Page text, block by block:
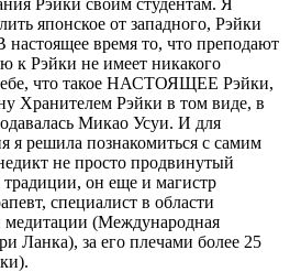
японское от западного, Рэйки
настоящее время то, что преподают
к Рэйки не имеет никакого
что такое НАСТОЯЩЕЕ Рэйки,
Хранителем Рэйки в том виде, в
Микао Усуи. И для
я решила познакомиться с самим
не просто продвинутый
он еще и магистр
специалист в области
медитации (Международная
Ланка), за его плечами более 25